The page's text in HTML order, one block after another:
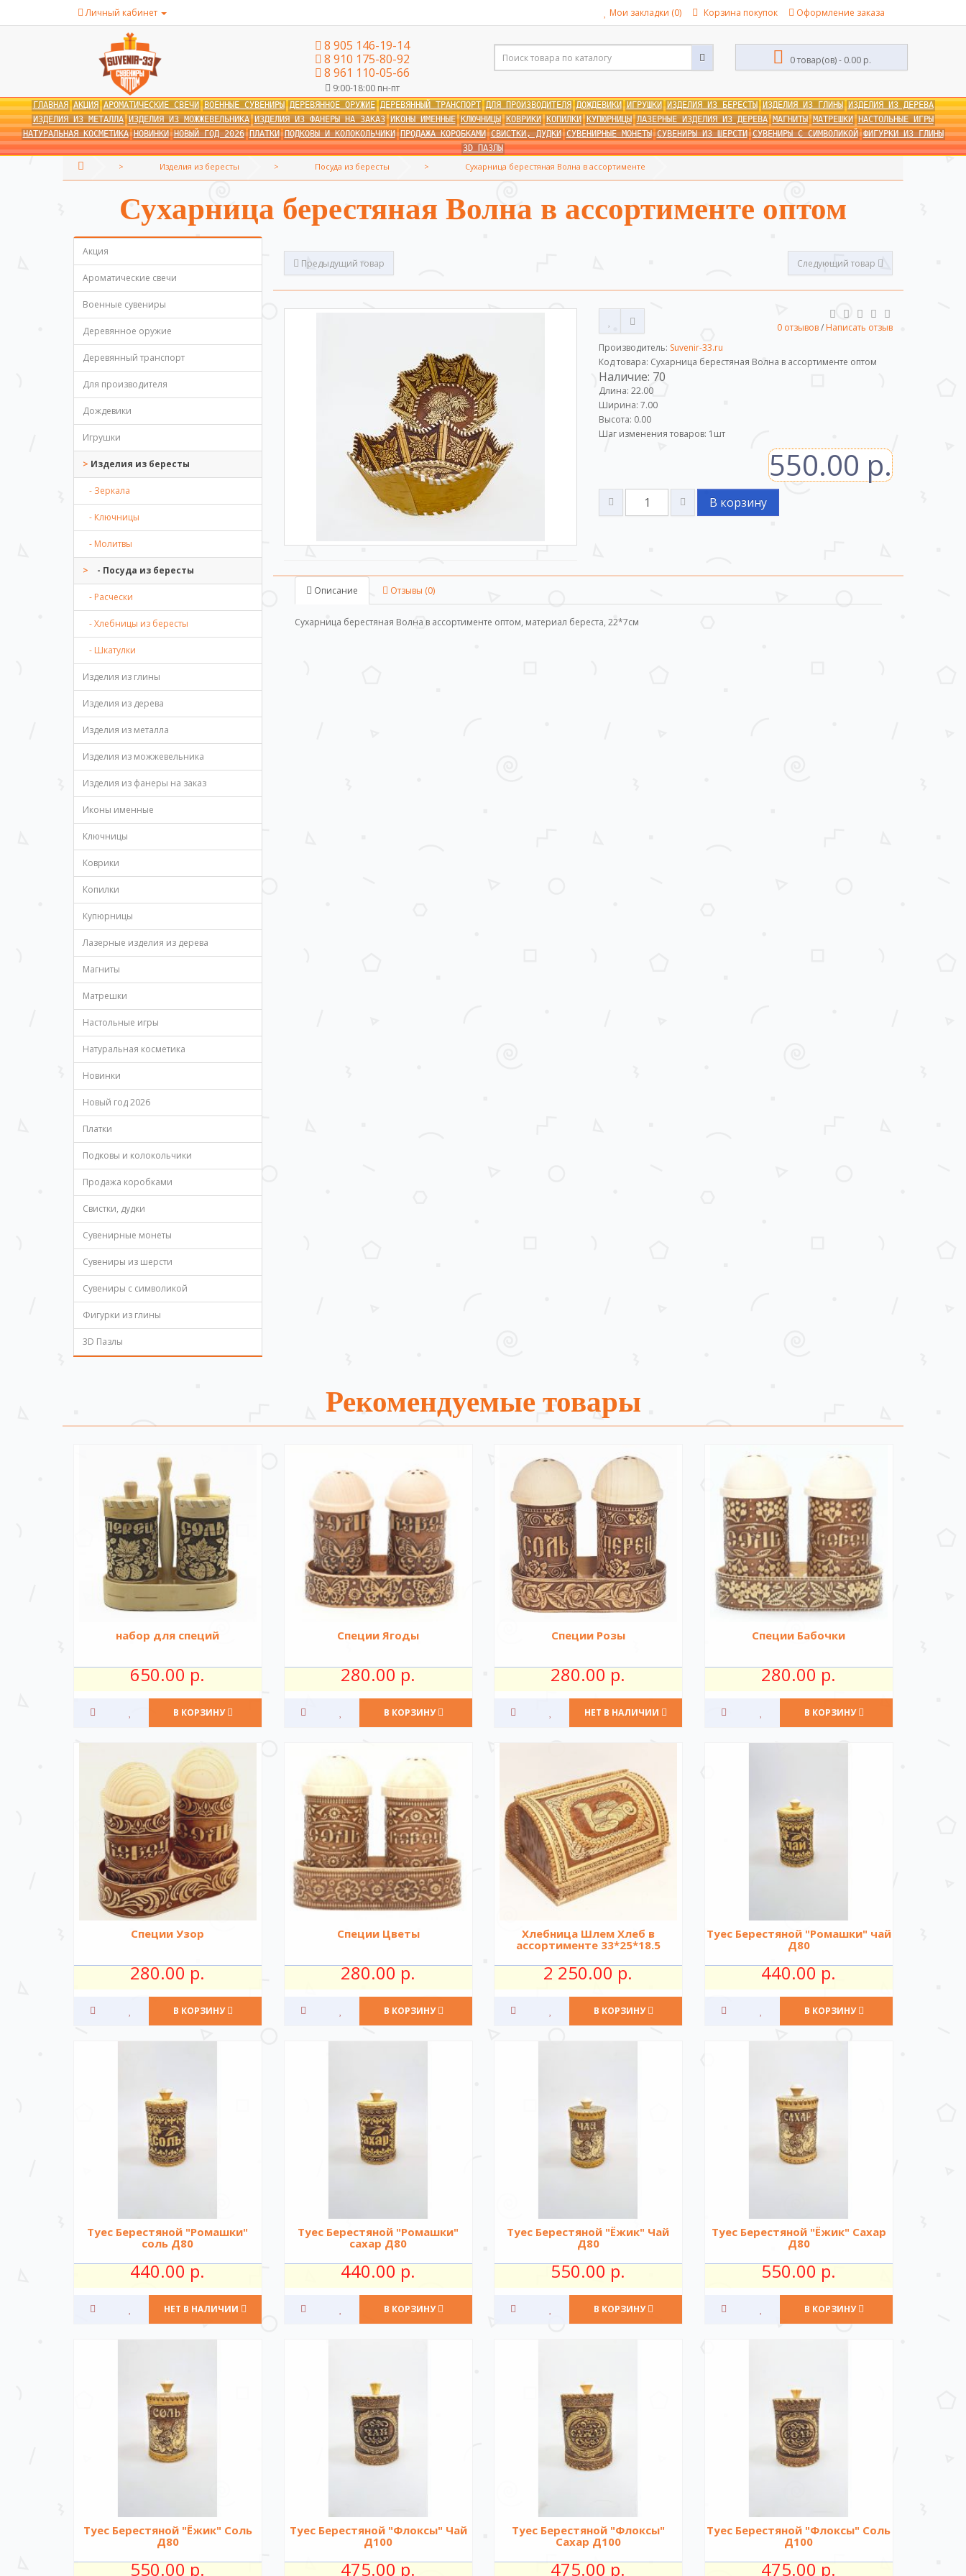
Личный кабинет Мои закладки (0) Корзина покупок Оформление заказа
8 905 146-19-14
8 910 175-80-92
8 961 110-05-66
9:00-18:00 пн-пт
0 товар(ов) - 0.00 р.
ГЛАВНАЯ АКЦИЯ АРОМАТИЧЕСКИЕ СВЕЧИ ВОЕННЫЕ СУВЕНИРЫ ДЕРЕВЯННОЕ ОРУЖИЕ ДЕРЕВЯННЫЙ ТРАНСПОРТ ДЛЯ ПРОИЗВОДИТЕЛЯ ДОЖДЕВИКИ ИГРУШКИ ИЗДЕЛИЯ ИЗ БЕРЕСТЫ ИЗДЕЛИЯ ИЗ ГЛИНЫ
ИЗДЕЛИЯ ИЗ ДЕРЕВА
ИЗДЕЛИЯ ИЗ МЕТАЛЛА ИЗДЕЛИЯ ИЗ МОЖЖЕВЕЛЬНИКА ИЗДЕЛИЯ ИЗ ФАНЕРЫ НА ЗАКАЗ ИКОНЫ ИМЕННЫЕ КЛЮЧНИЦЫ КОВРИКИ КОПИЛКИ КУПЮРНИЦЫ ЛАЗЕРНЫЕ ИЗДЕЛИЯ ИЗ ДЕРЕВА МАГНИТЫ МАТРЕШКИ НАСТОЛЬНЫЕ ИГРЫ
НАТУРАЛЬНАЯ КОСМЕТИКА НОВИНКИ НОВЫЙ ГОД 2026 ПЛАТКИ ПОДКОВЫ И КОЛОКОЛЬЧИКИ ПРОДАЖА КОРОБКАМИ СВИСТКИ, ДУДКИ СУВЕНИРНЫЕ МОНЕТЫ СУВЕНИРЫ ИЗ ШЕРСТИ СУВЕНИРЫ С СИМВОЛИКОЙ ФИГУРКИ ИЗ ГЛИНЫ
3D ПАЗЛЫ
Изделия из бересты Посуда из бересты Сухарница берестяная Волна в ассортименте
Сухарница берестяная Волна в ассортименте оптом
Акция
Ароматические свечи
Военные сувениры
Деревянное оружие
Деревянный транспорт
Для производителя
Дождевики
Игрушки
Изделия из бересты
- Зеркала
- Ключницы
- Молитвы
- Посуда из бересты
- Расчески
- Хлебницы из бересты
- Шкатулки
Изделия из глины
Изделия из дерева
Изделия из металла
Изделия из можжевельника
Изделия из фанеры на заказ
Иконы именные
Ключницы
Коврики
Копилки
Купюрницы
Лазерные изделия из дерева
Магниты
Матрешки
Настольные игры
Натуральная косметика
Новинки
Новый год 2026
Платки
Подковы и колокольчики
Продажа коробками
Свистки, дудки
Сувенирные монеты
Сувениры из шерсти
Сувениры с символикой
Фигурки из глины
3D Пазлы
Предыдущий товар Следующий товар
0 отзывов/ Написать отзыв
Производитель: Suvenir-33.ru
Код товара: Сухарница берестяная Волна в ассортименте оптом
Наличие: 70
Длина: 22.00
Ширина: 7.00
Высота: 0.00
Шаг изменения товаров: 1 шт
550.00 р.
В корзину
Описание Отзывы (0)
Сухарница берестяная Волна в ассортименте оптом, материал береста, 22*7см
Рекомендуемые товары
набор для специй
650.00 р.
В КОРЗИНУ
Специи Ягоды
280.00 р.
В КОРЗИНУ
Специи Розы
280.00 р.
НЕТ В НАЛИЧИИ
Специи Бабочки
280.00 р.
В КОРЗИНУ
Специи Узор
280.00 р.
В КОРЗИНУ
Специи Цветы
280.00 р.
В КОРЗИНУ
Хлебница Шлем Хлеб в
ассортименте 33*25*18.5
2 250.00 р.
В КОРЗИНУ
Туес Берестяной "Ромашки" чай
Д80
440.00 р.
В КОРЗИНУ
Туес Берестяной "Ромашки"
соль Д80
440.00 р.
НЕТ В НАЛИЧИИ
Туес Берестяной "Ромашки"
сахар Д80
440.00 р.
В КОРЗИНУ
Туес Берестяной "Ёжик" Чай
Д80
550.00 р.
В КОРЗИНУ
Туес Берестяной "Ёжик" Сахар
Д80
550.00 р.
В КОРЗИНУ
Туес Берестяной "Ёжик" Соль
Д80
550.00 р.
Туес Берестяной "Флоксы" Чай
Д100
475.00 р.
Туес Берестяной "Флоксы"
Сахар Д100
475.00 р.
Туес Берестяной "Флоксы" Соль
Д100
475.00 р.